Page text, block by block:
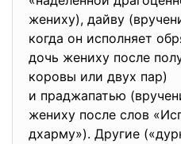
жениху), дайву
когда он исполняет
дочь жениху после
коровы или двух пар)
и праджапатью
жениху после слов
дхарму»). Другие